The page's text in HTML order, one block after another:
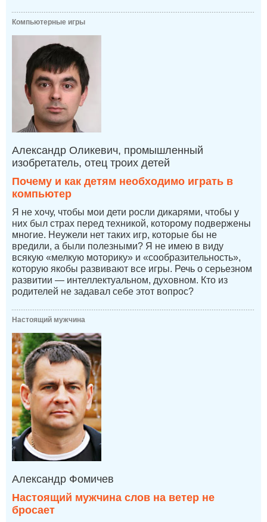
Компьютерные игры
Александр Оликевич, промышленный
изобретатель, отец троих детей
Почему и как детям необходимо играть в
компьютер
Я не хочу, чтобы мои дети росли дикарями, чтобы у
них был страх перед техникой, которому подвержены
многие. Неужели нет таких игр, которые бы не
вредили, а были полезными? Я не имею в виду
всякую «мелкую моторику» и «сообразительность»,
которую якобы развивают все игры. Речь о серьезном
развитии — интеллектуальном, духовном. Кто из
родителей не задавал себе этот вопрос?
Настоящий мужчина
Александр Фомичев
Настоящий мужчина слов на ветер не
бросает